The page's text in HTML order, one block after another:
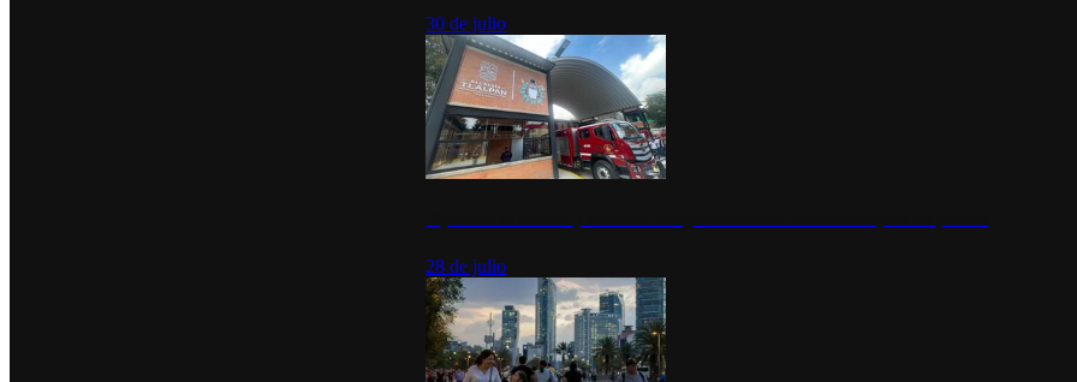
30 de julio
28 de julio